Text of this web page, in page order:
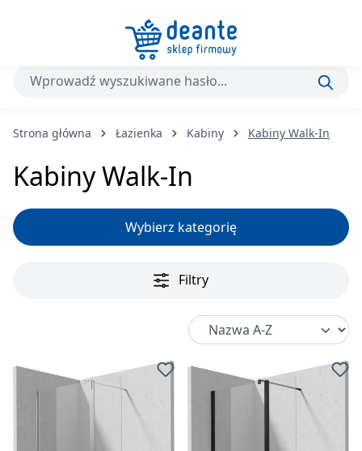
Przejdź do głównej zawartości
Strona główna Łazienka Kabiny Kabiny Walk-In
Kabiny Walk-In
Wybierz kategorię
Filtry